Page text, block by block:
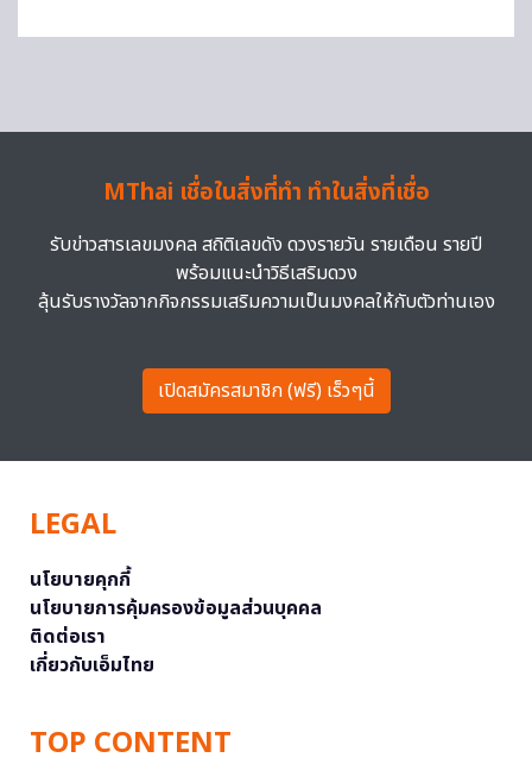
MThai เชื่อในสิ่งที่ทำ ทำในสิ่งที่เชื่อ
รับข่าวสารเลขมงคล สถิติเลขดัง ดวงรายวัน รายเดือน รายปี
พร้อมแนะนำวิธีเสริมดวง
ลุ้นรับรางวัลจากกิจกรรมเสริมความเป็นมงคลให้กับตัวท่านเอง
เปิดสมัครสมาชิก (ฟรี) เร็วๆนี้
LEGAL
นโยบายคุกกี้
นโยบายการคุ้มครองข้อมูลส่วนบุคคล
ติดต่อเรา
เกี่ยวกับเอ็มไทย
TOP CONTENT